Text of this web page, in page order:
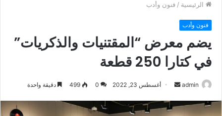
الرئيسية / فنون وأدب
فنون وأدب
يضم معرض “المقتنيات والذكريات”
في كتارا 250 قطعة
admin
س
أغسطس 23, 2022 0
499 دقيقة واحدة